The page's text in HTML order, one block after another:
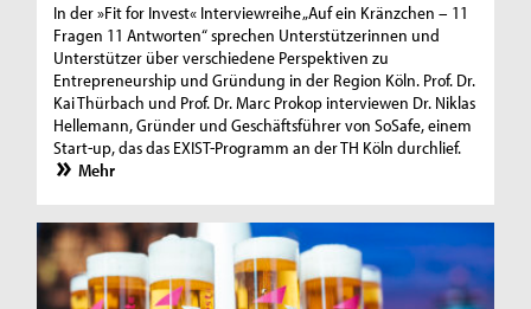
In der »Fit for Invest« Interviewreihe „Auf ein Kränzchen – 11
Fragen 11 Antworten“ sprechen Unterstützerinnen und
Unterstützer über verschiedene Perspektiven zu
Entrepreneurship und Gründung in der Region Köln. Prof. Dr.
Kai Thürbach und Prof. Dr. Marc Prokop interviewen Dr. Niklas
Hellemann, Gründer und Geschäftsführer von SoSafe, einem
Start-up, das das EXIST-Programm an der TH Köln durchlief.
Mehr